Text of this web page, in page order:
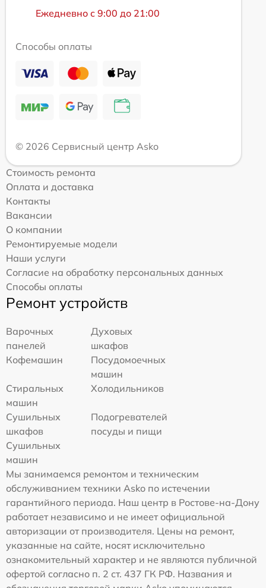
Ежедневно с 9:00 до 21:00
Способы оплаты
© 2026 Сервисный центр Asko
Стоимость ремонта
Оплата и доставка
Контакты
Вакансии
О компании
Ремонтируемые модели
Наши услуги
Согласие на обработку персональных данных
Способы оплаты
Ремонт устройств
Варочных
панелей
Духовых
шкафов
Кофемашин
Посудомоечных
машин
Стиральных
машин
Холодильников
Сушильных
шкафов
Подогревателей
посуды и пищи
Сушильных
машин
Мы занимаемся ремонтом и техническим
обслуживанием техники Asko по истечении
гарантийного периода. Наш центр в Ростове-на-Дону
работает независимо и не имеет официальной
авторизации от производителя. Цены на ремонт,
указанные на сайте, носят исключительно
ознакомительный характер и не являются публичной
офертой согласно п. 2 ст. 437 ГК РФ. Названия и